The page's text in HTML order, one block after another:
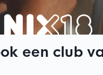
een club